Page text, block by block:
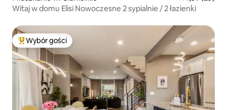
Witaj w domu Elisi Nowoczesne 2 sypialnie / 2 łazienki
Najpopularniejsze z kategorii Wybór gości
Wybór gości